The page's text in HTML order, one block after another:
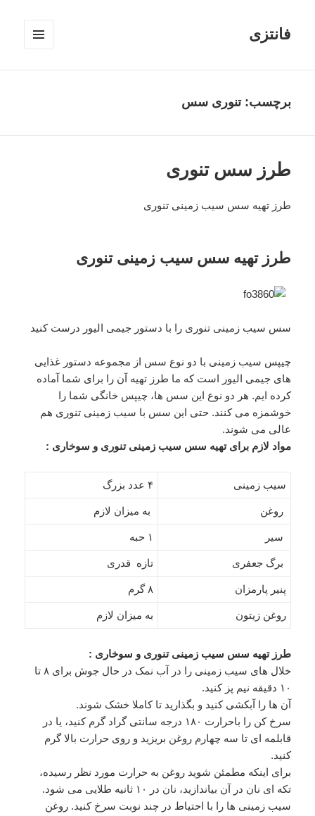
فانتزی
برچسب: تنوری سس
طرز سس تنوری
طرز تهیه سس سیب زمینی تنوری
طرز تهیه سس سیب زمینی تنوری
سس سیب زمینی تنوری را با دستور جیمی الیور درست کنید
چیپس سیب زمینی با دو نوع سس از مجموعه دستور غذایی
های جیمی الیور است که ما طرز تهیه آن را برای شما آماده
کرده ایم. هر دو نوع این سس ها، چیپس خانگی شما را
خوشمزه می کنند. حتی این سس با سیب زمینی تنوری هم
عالی می شوند.
مواد لازم برای تهیه سس سیب زمینی تنوری و سوخاری :
سیب زمینی ۴ عدد بزرگ
روغن به میزان لازم
سیر ۱ حبه
برگ جعفری تازه قدری
پنیر پارمزان ۸ گرم
روغن زیتون به میزان لازم
طرز تهیه سس سیب زمینی تنوری و سوخاری :
خلال های سیب زمینی را در آب نمک در حال جوش برای ۸ تا
۱۰ دقیقه نیم پز کنید.
آن ها را آبکشی کنید و بگذارید تا کاملا خشک شوند.
سرخ کن را باحرارت ۱۸۰ درجه سانتی گراد گرم کنید، یا در
قابلمه ای تا سه چهارم روغن بریزید و روی حرارت بالا گرم
کنید.
برای اینکه مطمئن شوید روغن به حرارت مورد نظر رسیده،
تکه ای نان در آن بیاندازید، نان در ۱۰ ثانیه طلایی می شود.
سیب زمینی ها را با احتیاط در چند نوبت سرخ کنید. روغن